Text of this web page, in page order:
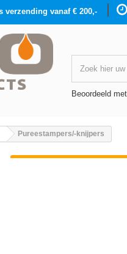
verzending vanaf € 200,-
Beoordeeld
Pureestampers/-knijpers